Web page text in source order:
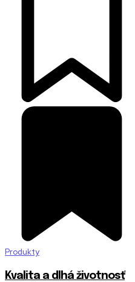
Produkty
​Kvalita a dlhá životnosť